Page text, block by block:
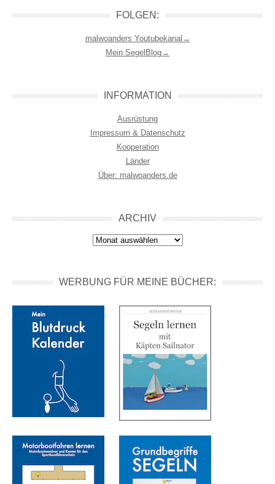
FOLGEN:
malwoanders Youtubekanal→
Mein SegelBlog→
INFORMATION
Ausrüstung
Impressum & Datenschutz
Kooperation
Länder
Über: malwoanders.de
ARCHIV
Archiv
WERBUNG FÜR MEINE BÜCHER: